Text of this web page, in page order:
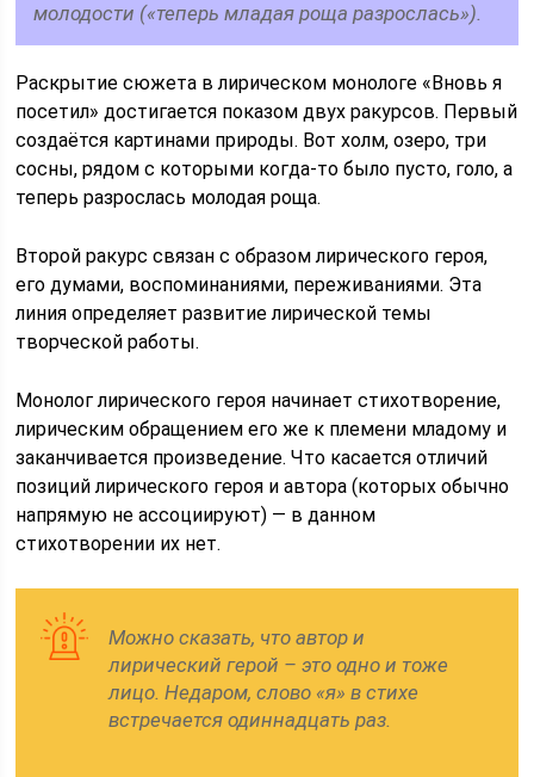
молодости («теперь младая роща разрослась»).
Раскрытие сюжета в лирическом монологе «Вновь я
посетил» достигается показом двух ракурсов. Первый
создаётся картинами природы. Вот холм, озеро, три
сосны, рядом с которыми когда-то было пусто, голо, а
теперь разрослась молодая роща.
Второй ракурс связан с образом лирического героя,
его думами, воспоминаниями, переживаниями. Эта
линия определяет развитие лирической темы
творческой работы.
Монолог лирического героя начинает стихотворение,
лирическим обращением его же к племени младому и
заканчивается произведение. Что касается отличий
позиций лирического героя и автора (которых обычно
напрямую не ассоциируют) — в данном
стихотворении их нет.
Можно сказать, что автор и
лирический герой – это одно и тоже
лицо. Недаром, слово «я» в стихе
встречается одиннадцать раз.